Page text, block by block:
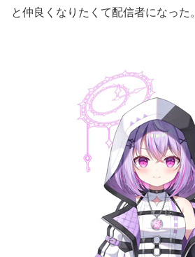
と仲良くなりたくて配信者になった。